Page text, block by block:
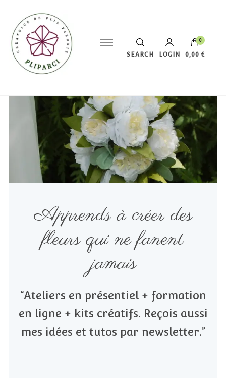
SEARCH LOGIN
0
0,00 €
Apprends à créer des
fleurs qui ne fanent
jamais
“Ateliers en présentiel + formation
en ligne + kits créatifs. Reçois aussi
mes idées et tutos par newsletter.”